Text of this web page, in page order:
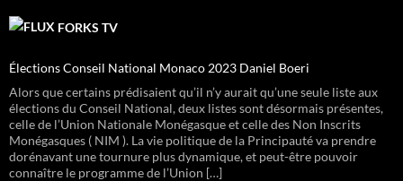
FORKS TV
Élections Conseil National Monaco 2023 Daniel Boeri
Alors que certains prédisaient qu’il n’y aurait qu’une seule liste aux
élections du Conseil National, deux listes sont désormais présentes,
celle de l’Union Nationale Monégasque et celle des Non Inscrits
Monégasques ( NIM ). La vie politique de la Principauté va prendre
dorénavant une tournure plus dynamique, et peut-être pouvoir
connaître le programme de l’Union […]